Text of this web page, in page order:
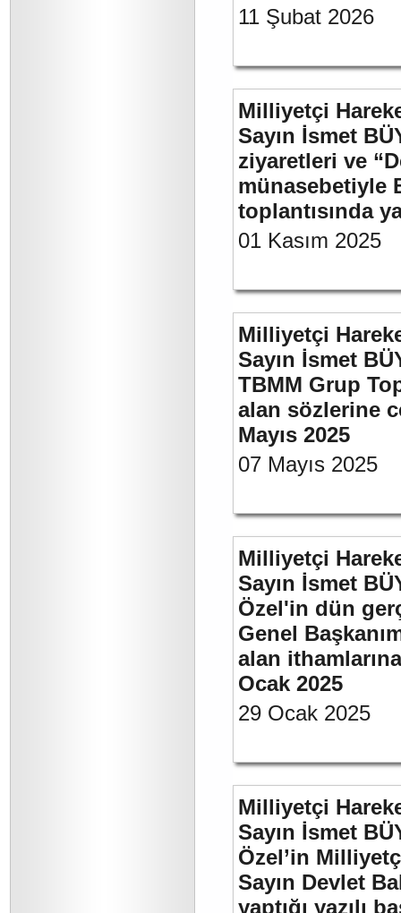
11 Şubat 2026
Milliyetçi
Sayın İsmet
ziyaretleri ve
münasebetiyle
toplantısında
01 Kasım 2025
Milliyetçi
Sayın İsmet
TBMM Grup
alan sözlerine
Mayıs 2025
07 Mayıs 2025
Milliyetçi
Sayın İsmet
Özel'in dün
Genel
alan ithamlarına
Ocak 2025
29 Ocak 2025
Milliyetçi
Sayın İsmet
Özel’in
Sayın Devlet
yaptığı yazılı